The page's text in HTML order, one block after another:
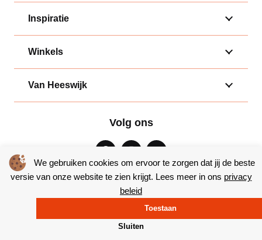
We gebruiken cookies om ervoor te zorgen dat jij de beste
versie van onze website te zien krijgt. Lees meer in ons privacy
beleid
Toestaan
Sluiten
Inspiratie
Winkels
Van Heeswijk
Volg ons
© Copyright 2026 – Bakkerij van Heeswijk |Website door Yooker